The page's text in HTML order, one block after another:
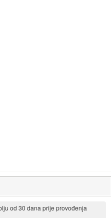
od 30 dana prije provođenja